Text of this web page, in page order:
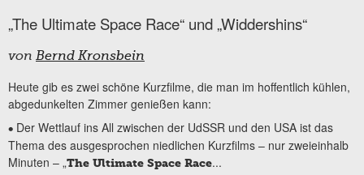
„The Ultimate Space Race“ und „Widdershins“
von Bernd Kronsbein
Heute gib es zwei schöne Kurzfilme, die man im hoffentlich kühlen,
abgedunkelten Zimmer genießen kann:
• Der Wettlauf ins All zwischen der UdSSR und den USA ist das
Thema des ausgesprochen niedlichen Kurzfilms – nur zweieinhalb
Minuten – „The Ultimate Space Race...